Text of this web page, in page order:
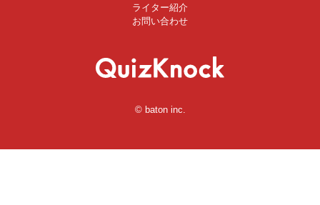
ライター紹介
お問い合わせ
© baton inc.